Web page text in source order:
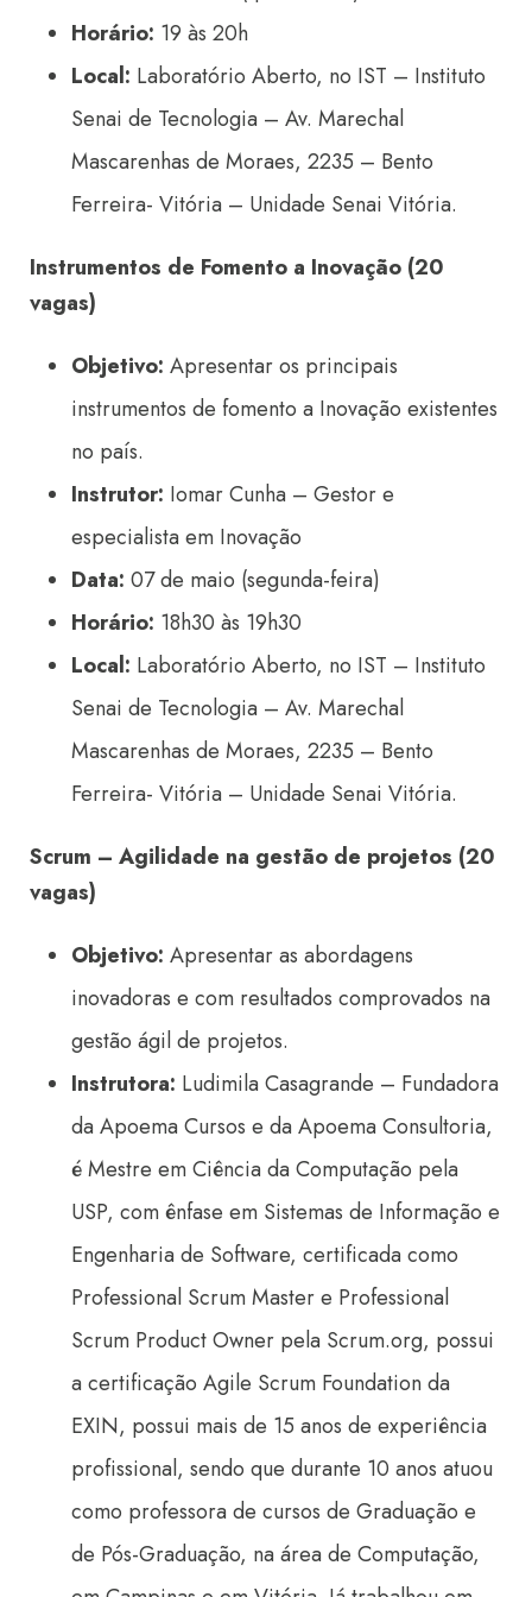
Horário: 19 às 20h
Local: Laboratório Aberto, no IST – Instituto
Senai de Tecnologia – Av. Marechal
Mascarenhas de Moraes, 2235 – Bento
Ferreira- Vitória – Unidade Senai Vitória.
Instrumentos de Fomento a Inovação (20
vagas)
Objetivo: Apresentar os principais
instrumentos de fomento a Inovação existentes
no país.
Instrutor: Iomar Cunha – Gestor e
especialista em Inovação
Data: 07 de maio (segunda-feira)
Horário: 18h30 às 19h30
Local: Laboratório Aberto, no IST – Instituto
Senai de Tecnologia – Av. Marechal
Mascarenhas de Moraes, 2235 – Bento
Ferreira- Vitória – Unidade Senai Vitória.
Scrum – Agilidade na gestão de projetos (20
vagas)
Objetivo: Apresentar as abordagens
inovadoras e com resultados comprovados na
gestão ágil de projetos.
Instrutora: Ludimila Casagrande – Fundadora
da Apoema Cursos e da Apoema Consultoria,
é Mestre em Ciência da Computação pela
USP, com ênfase em Sistemas de Informação e
Engenharia de Software, certificada como
Professional Scrum Master e Professional
Scrum Product Owner pela Scrum.org, possui
a certificação Agile Scrum Foundation da
EXIN, possui mais de 15 anos de experiência
profissional, sendo que durante 10 anos atuou
como professora de cursos de Graduação e
de Pós-Graduação, na área de Computação,